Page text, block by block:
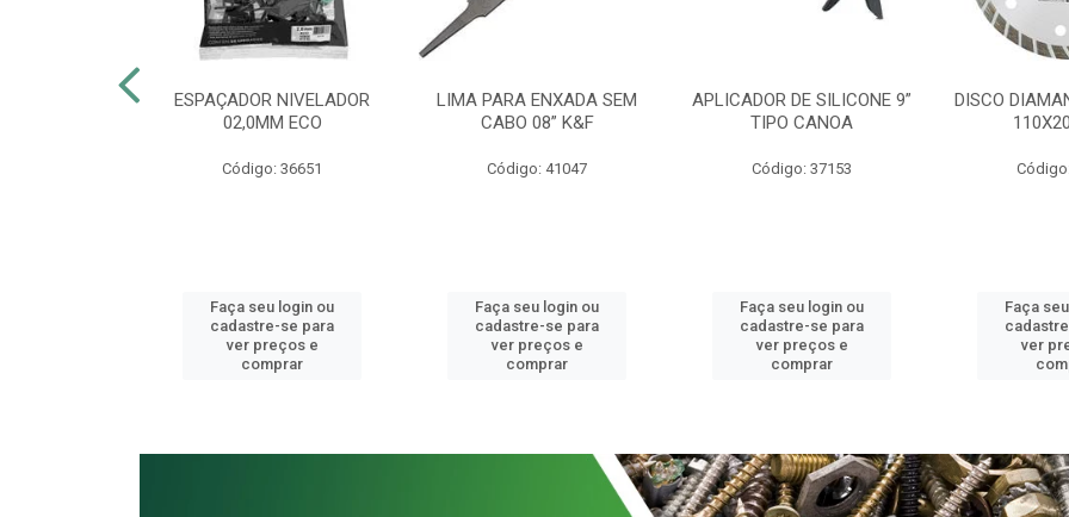
ESPAÇADOR NIVELADOR
02,0MM ECO
Código: 36651
Faça seu login ou
cadastre-se para
ver preços e
comprar
LIMA PARA ENXADA SEM
CABO 08” K&F
Código: 41047
Faça seu login ou
cadastre-se para
ver preços e
comprar
APLICADOR DE SILICONE 9”
TIPO CANOA
Código: 37153
Faça seu login ou
cadastre-se para
ver preços e
comprar
DISCO
Faça
ver